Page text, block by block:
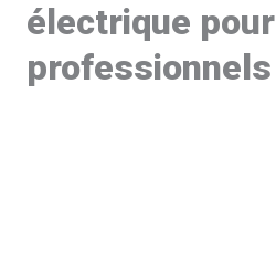
électrique pour
professionnels